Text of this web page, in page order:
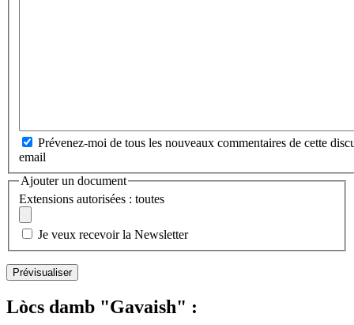
Prévenez-moi de tous les nouveaux commentaires de cette
email
Ajouter un document
Extensions autorisées : toutes
Je veux recevoir la Newsletter
Lòcs damb "Gavaish" :